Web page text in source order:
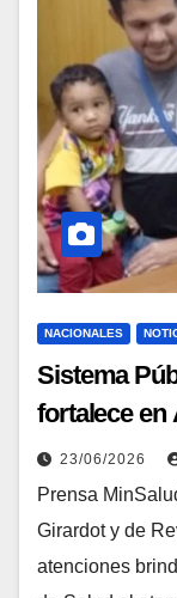
NACIONALES
Sistema
fortalece en
23/06/2026
Prensa
Girardot y de
atenciones